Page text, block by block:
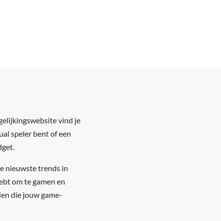
vind je
speler bent of een
nieuwste trends in
om te gamen en
die jouw game-